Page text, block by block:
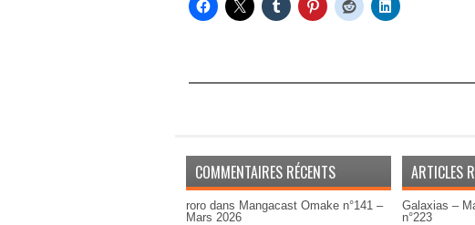
COMMENTAIRES RÉCENTS
roro dans Mangacast Omake n°141 –
Mars 2026
ARTICLES
Galaxias –
n°223